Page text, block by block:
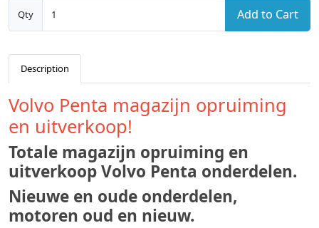
Qty Add to Cart
Description
Volvo Penta magazijn opruiming
en uitverkoop!
Totale magazijn opruiming en
uitverkoop Volvo Penta onderdelen.
Nieuwe en oude onderdelen,
motoren oud en nieuw.